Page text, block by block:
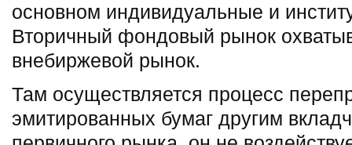
основном индивидуальные и
Вторичный фондовый рынок
внебиржевой рынок.
Там осуществляется процесс
эмитированных бумаг другим